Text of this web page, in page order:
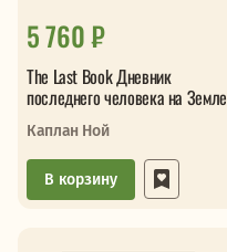
5 760 ₽
The Last Book Дневник
последнего человека на Земле
Каплан Ной
В корзину